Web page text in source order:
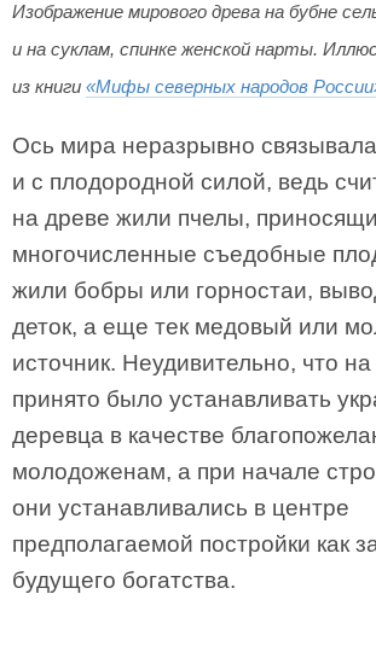
Изображение мирового древа на бубне
и на суклам, спинке женской нарты.
из книги «Мифы северных народов
Ось мира неразрывно
и с плодородной силой, ведь
на древе жили пчелы,
многочисленные съедобные
жили бобры или горностаи,
деток, а еще тек медовый или
источник. Неудивительно, что
принято было устанавливать
деревца в качестве
молодоженам, а при начале
они устанавливались в центре
предполагаемой постройки как
будущего богатства.